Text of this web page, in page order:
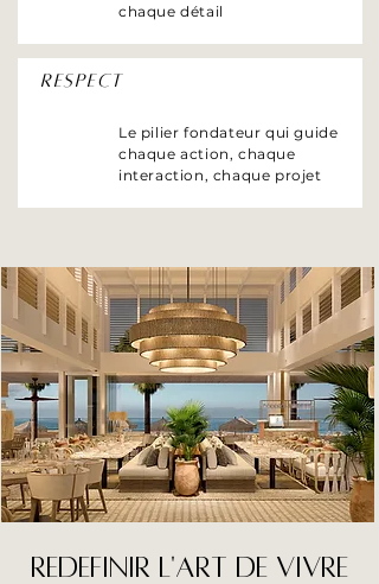
chaque détail
Respect
Le pilier fondateur qui guide
chaque action, chaque
interaction, chaque projet
REDEFINIR L'ART DE VIVRE